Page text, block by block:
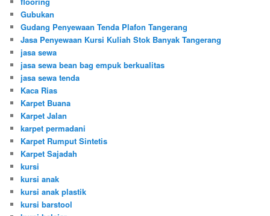
Gubukan
Gudang Penyewaan Tenda Plafon Tangerang
Jasa Penyewaan Kursi Kuliah Stok Banyak Tangerang
jasa sewa
jasa sewa bean bag empuk berkualitas
jasa sewa tenda
Kaca Rias
Karpet Buana
Karpet Jalan
karpet permadani
Karpet Rumput Sintetis
Karpet Sajadah
kursi
kursi anak
kursi anak plastik
kursi barstool